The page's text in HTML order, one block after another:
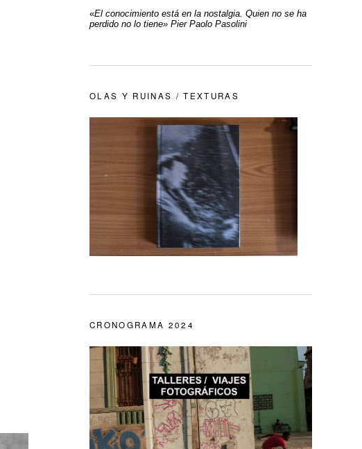
«El conocimiento está en la nostalgia. Quien no se ha
perdido no lo tiene» Pier Paolo Pasolini
OLAS Y RUINAS / TEXTURAS
CRONOGRAMA 2024